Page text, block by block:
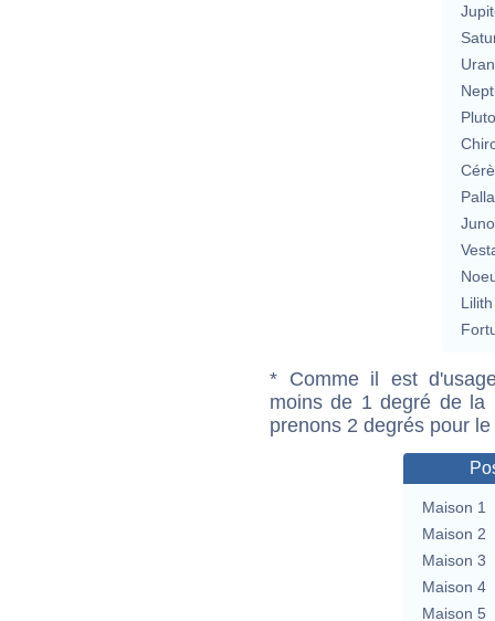
Lilith
* Comme il est
moins de 1 degré de la
prenons 2 degrés pour
Maison 1
Maison 2
Maison 3
Maison 4
Maison 5